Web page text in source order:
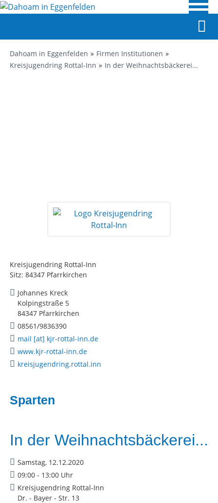
Dahoam in Eggenfelden
Firmen Institutionen
Kreisjugendring Rottal-Inn
In der Weihnachtsbäckerei...
Kreisjugendring Rottal-Inn
Sitz: 84347 Pfarrkirchen
Johannes Kreck
Kolpingstraße 5
84347 Pfarrkirchen
08561/9836390
mail [at] kjr-rottal-inn.de
www.kjr-rottal-inn.de
kreisjugendring.rottal.inn
Sparten
In der Weihnachtsbäckerei...
Samstag, 12.12.2020
09:00 - 13:00 Uhr
Kreisjugendring Rottal-Inn
Dr. - Bayer - Str. 13